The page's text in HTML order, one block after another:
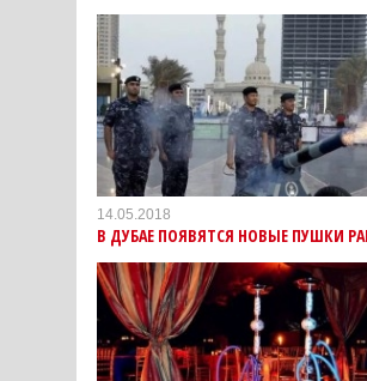
14.05.2018
В ДУБАЕ ПОЯВЯТСЯ НОВЫЕ ПУШКИ